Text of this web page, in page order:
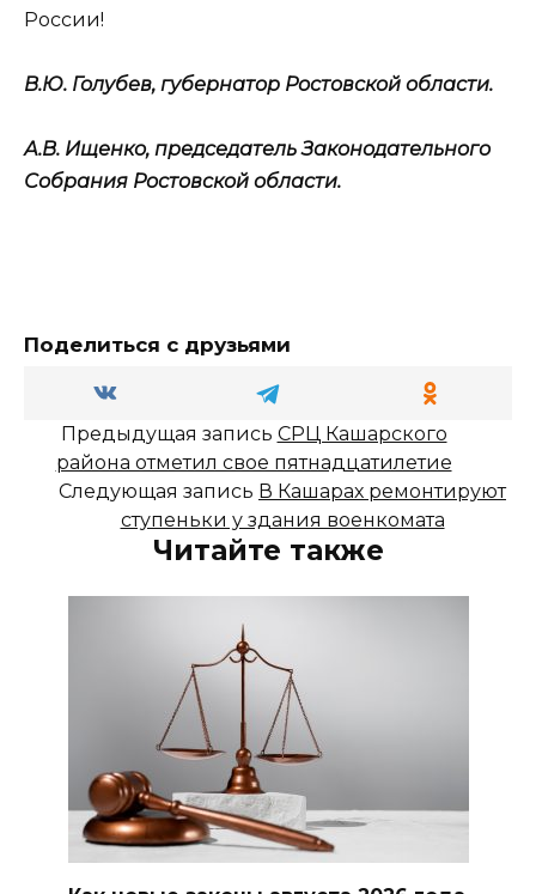
России!
В.Ю. Голубев, губернатор Ростовской области.
А.В. Ищенко, председатель Законодательного
Собрания Ростовской области.
Поделиться с друзьями
Предыдущая запись СРЦ Кашарского
района отметил свое пятнадцатилетие
Следующая запись В Кашарах ремонтируют
ступеньки у здания военкомата
Читайте также